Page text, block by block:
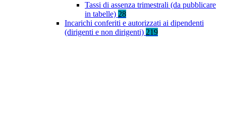
Tassi di assenza trimestrali (da pubblicare
in tabelle) 28
Incarichi conferiti e autorizzati ai dipendenti
(dirigenti e non dirigenti) 219